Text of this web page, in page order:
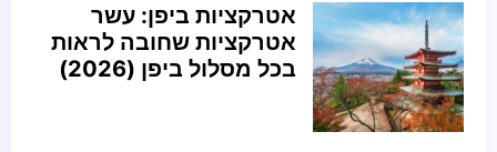
אטרקציות ביפן: עשר
אטרקציות שחובה לראות
בכל מסלול ביפן (2026)